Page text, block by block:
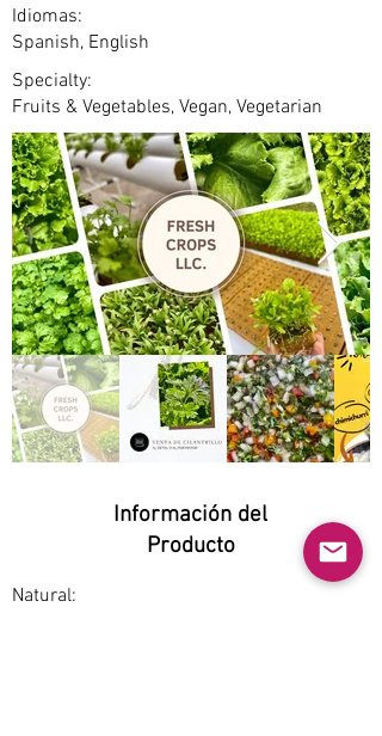
Idiomas:
Spanish, English
Specialty:
Fruits & Vegetables, Vegan, Vegetarian
Información del
Producto
Natural: